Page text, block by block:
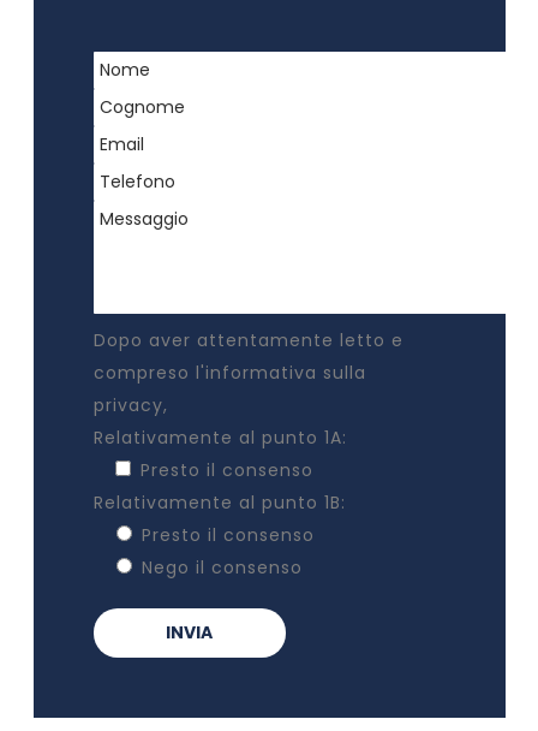
Dopo aver attentamente letto e
compreso l'informativa sulla
privacy,
Relativamente al punto 1A:
Presto il consenso
Relativamente al punto 1B:
Presto il consenso
Nego il consenso